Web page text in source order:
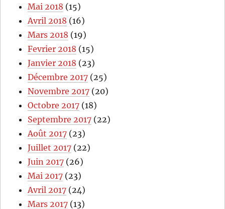
Mai 2018 (15)
Avril 2018 (16)
Mars 2018 (19)
Fevrier 2018 (15)
Janvier 2018 (23)
Décembre 2017 (25)
Novembre 2017 (20)
Octobre 2017 (18)
Septembre 2017 (22)
Août 2017 (23)
Juillet 2017 (22)
Juin 2017 (26)
Mai 2017 (23)
Avril 2017 (24)
Mars 2017 (13)